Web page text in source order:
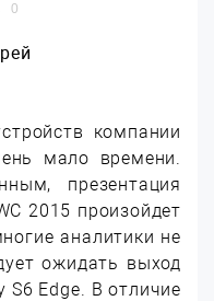
0
компании
мало времени.
презентация
2015 произойдет
аналитики не
ожидать выход
S6 Edge. В отличие